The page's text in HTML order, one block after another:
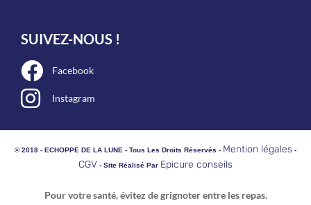
SUIVEZ-NOUS !
Facebook
Instagram
© 2018 - ECHOPPE DE LA LUNE - Tous Les Droits Réservés - Mention légales -
CGV - Site Réalisé Par Epicure conseils
Pour votre santé, évitez de grignoter entre les repas.